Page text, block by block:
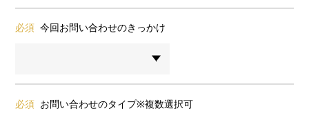
必須 今回お問い合わせのきっかけ
必須 お問い合わせのタイプ※複数選択可